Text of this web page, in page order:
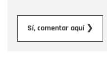
Sí, comentar aquí ❯